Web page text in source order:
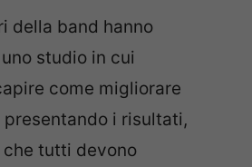
della band hanno
studio in cui
come migliorare
i risultati,
tutti devono